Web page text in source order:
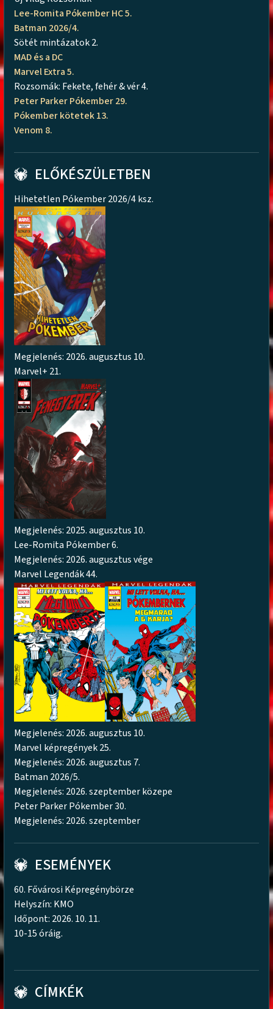
Lee-Romita Pókember HC 5.
Batman 2026/4.
Sötét mintázatok 2.
MAD és a DC
Marvel Extra 5.
Rozsomák: Fekete, fehér & vér 4.
Peter Parker Pókember 29.
Pókember kötetek 13.
Venom 8.
ELŐKÉSZÜLETBEN
Hihetetlen Pókember 2026/4 ksz.
Megjelenés: 2026. augusztus 10.
Marvel+ 21.
Megjelenés: 2025. augusztus 10.
Lee-Romita Pókember 6.
Megjelenés: 2026. augusztus vége
Marvel Legendák 44.
Megjelenés: 2026. augusztus 10.
Marvel képregények 25.
Megjelenés: 2026. augusztus 7.
Batman 2026/5.
Megjelenés: 2026. szeptember közepe
Peter Parker Pókember 30.
Megjelenés: 2026. szeptember
ESEMÉNYEK
60. Fővárosi Képregénybörze
Helyszín: KMO
Időpont: 2026. 10. 11.
10-15 óráig.
CÍMKÉK